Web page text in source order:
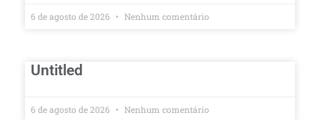
6 de agosto de 2026 Nenhum comentário
Untitled
6 de agosto de 2026 Nenhum comentário